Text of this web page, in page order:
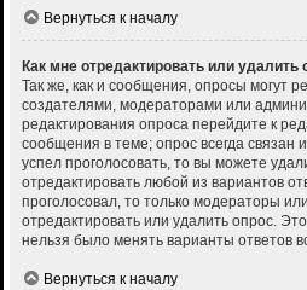
Вернуться к началу
Как мне отредактировать или удалить
Так же, как и сообщения, опросы могут
создателями, модераторами или
редактирования опроса перейдите к
сообщения в теме; опрос всегда связан
успел проголосовать, то вы можете
отредактировать любой из вариантов
проголосовал, то только модераторы
отредактировать или удалить опрос.
нельзя было менять варианты ответов
Вернуться к началу